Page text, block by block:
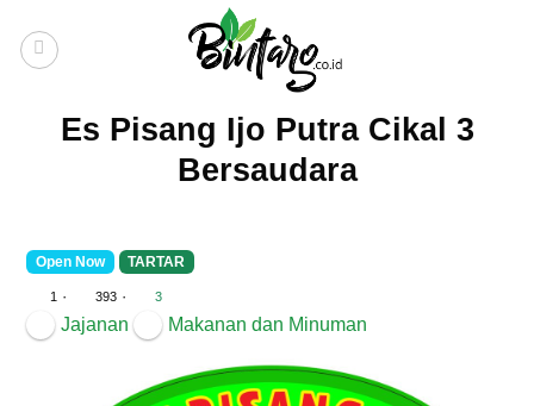
content
Es Pisang Ijo Putra Cikal 3
Bersaudara
Open Now TARTAR
1 · 393 · 3
Jajanan Makanan dan Minuman